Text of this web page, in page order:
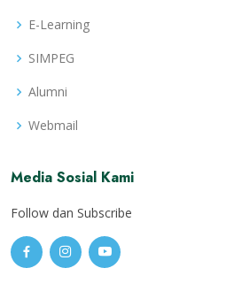
E-Learning
SIMPEG
Alumni
Webmail
Media Sosial Kami
Follow dan Subscribe